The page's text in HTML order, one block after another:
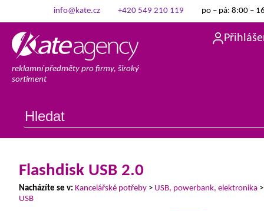
info@kate.cz +420 549 210 119 po – pá: 8:00 –
reklamní předměty pro firmy, široký
sortiment
Flashdisk USB 2.0
Nacházíte se v: Kancelářské potřeby > USB, powerbank, elektronika
USB